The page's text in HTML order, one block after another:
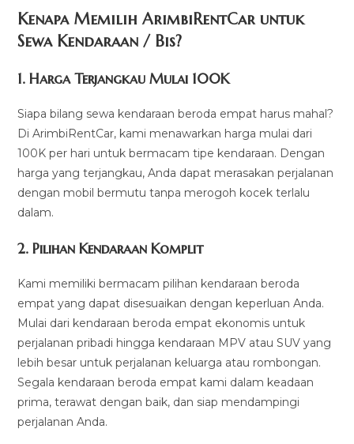
Kenapa Memilih ArimbiRentCar untuk
Sewa Kendaraan / Bis?
1.Harga Terjangkau Mulai 100K
Siapa bilang sewa kendaraan beroda empat harus mahal?
Di ArimbiRentCar, kami menawarkan harga mulai dari
100K per hari untuk bermacam tipe kendaraan. Dengan
harga yang terjangkau, Anda dapat merasakan perjalanan
dengan mobil bermutu tanpa merogoh kocek terlalu
dalam.
2. Pilihan Kendaraan Komplit
Kami memiliki bermacam pilihan kendaraan beroda
empat yang dapat disesuaikan dengan keperluan Anda.
Mulai dari kendaraan beroda empat ekonomis untuk
perjalanan pribadi hingga kendaraan MPV atau SUV yang
lebih besar untuk perjalanan keluarga atau rombongan.
Segala kendaraan beroda empat kami dalam keadaan
prima, terawat dengan baik, dan siap mendampingi
perjalanan Anda.